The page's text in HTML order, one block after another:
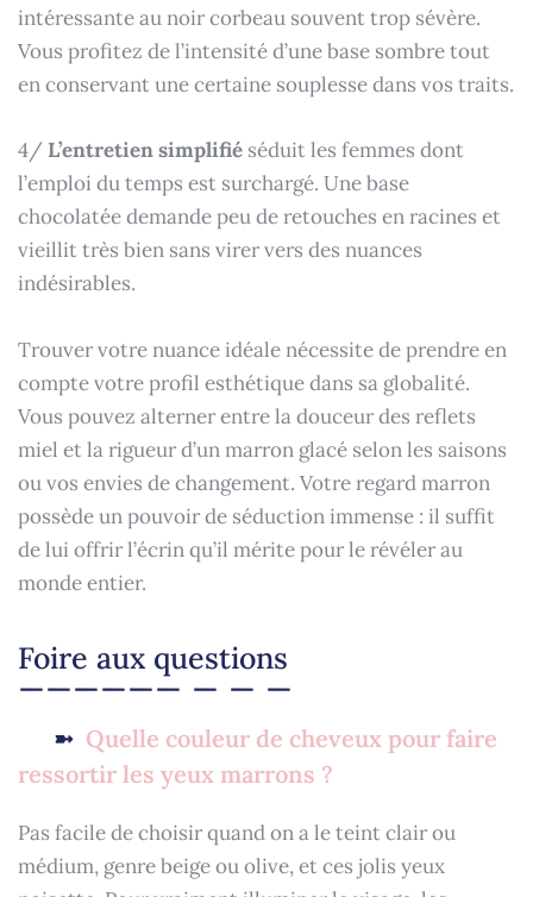
intéressante au noir corbeau souvent trop sévère.
Vous profitez de l’intensité d’une base sombre tout
en conservant une certaine souplesse dans vos traits.
4/ L’entretien simplifié séduit les femmes dont
l’emploi du temps est surchargé. Une base
chocolatée demande peu de retouches en racines et
vieillit très bien sans virer vers des nuances
indésirables.
Trouver votre nuance idéale nécessite de prendre en
compte votre profil esthétique dans sa globalité.
Vous pouvez alterner entre la douceur des reflets
miel et la rigueur d’un marron glacé selon les saisons
ou vos envies de changement. Votre regard marron
possède un pouvoir de séduction immense : il suffit
de lui offrir l’écrin qu’il mérite pour le révéler au
monde entier.
Foire aux questions
Quelle couleur de cheveux pour faire
ressortir les yeux marrons ?
Pas facile de choisir quand on a le teint clair ou
médium, genre beige ou olive, et ces jolis yeux